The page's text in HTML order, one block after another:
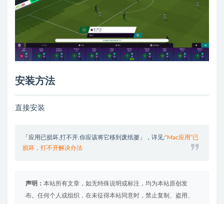
安装方法
直接安装
「应用已损坏,打不开.你应该将它移到废纸篓」，详见:“Mac应用”已
损坏，打不开解决办法
声明： 本站所有文章，如无特殊说明或标注，均为本站原创发
布。任何个人或组织，在未征得本站同意时，禁止复制、盗用、